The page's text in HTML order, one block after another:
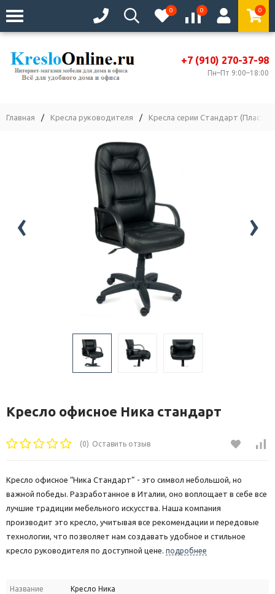
0 0 0
+7 (910) 270-37-98
Пн–Пт 9:00–18:00
Главная / Кресла руководителя / Кресла серии Стандарт
‹ ›
Кресло офисное Ника стандарт
(0) Оставить отзыв
Кресло офисное “Ника Стандарт” - это символ небольшой, но
важной победы. Разработанное в Италии, оно воплощает в себе все
лучшие традиции мебельного искусства. Наша компания
производит это кресло, учитывая все рекомендации и передовые
технологии, что позволяет нам создавать удобное и стильное
кресло руководителя по доступной цене. подробнее
Название
Кресло Ника